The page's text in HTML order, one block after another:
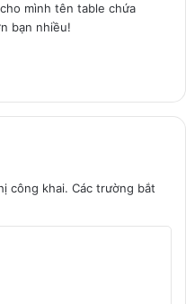
mình tên table chứa
bạn nhiều!
công khai. Các trường bắt